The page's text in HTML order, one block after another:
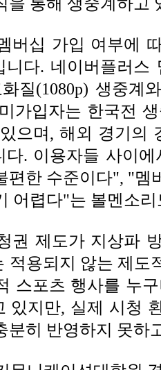
버십 가입 여부에
니다. 네이버플러스
질(1080p) 생중계
가입자는 한국전
으며, 해외 경기의
다. 이용자들 사이
편한 수준이다", "멤
어렵다"는 볼멘소
권 제도가 지상파
적용되지 않는 제도
스포츠 행사를 누
있지만, 실제 시청
분히 반영하지 못하